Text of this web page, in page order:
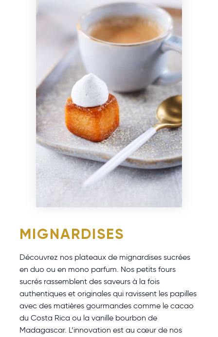
MIGNARDISES
Découvrez nos plateaux de mignardises sucrées
en duo ou en mono parfum. Nos petits fours
sucrés rassemblent des saveurs à la fois
authentiques et originales qui ravissent les papilles
avec des matières gourmandes comme le cacao
du Costa Rica ou la vanille bourbon de
Madagascar. L’innovation est au cœur de nos